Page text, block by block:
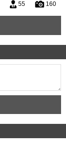
55 160